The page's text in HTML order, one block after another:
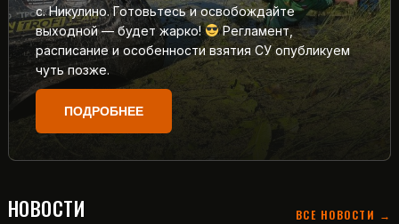
с. Никулино. Готовьтесь и освобождайте
выходной — будет жарко!
Регламент,
расписание и особенности взятия СУ опубликуем
чуть позже.
ПОДРОБНЕЕ
НОВОСТИ ВСЕ НОВОСТИ →